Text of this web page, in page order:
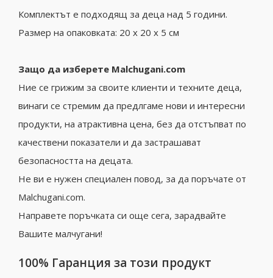
Комплектът е подходящ за деца над 5 години.
Размер на опаковката: 20 x 20 x 5 см
Защо да изберете Malchugani.com
Ние се грижим за своите клиенти и техните деца,
винаги се стремим да предлгаме нови и интересни
продукти, на атрактивна цена, без да отстъпват по
качествени показатели и да застрашават
безопасността на децата.
Не ви е нужен специален повод, за да поръчате от
Malchugani.com.
Направете поръчката си още сега, зарадвайте
Вашите малчугани!
100% Гаранция за този продукт